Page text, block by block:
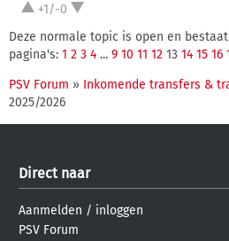
+1/-0
Deze normale topic is open en
pagina's: 1 2 3 4 ... 9 10 11 12 13 14 15 16
PSV Forum » Inkomende transfers &
2025/2026
Direct naar
Aanmelden / inloggen
PSV Forum